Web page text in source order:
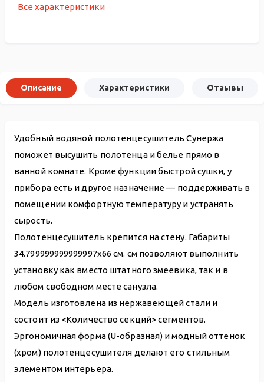
Все характеристики
Описание Характеристики Отзывы
Удобный водяной полотенцесушитель Сунержа
поможет высушить полотенца и белье прямо в
ванной комнате. Кроме функции быстрой сушки, у
прибора есть и другое назначение — поддерживать в
помещении комфортную температуру и устранять
сырость.
Полотенцесушитель крепится на стену. Габариты
34.799999999999997х66 см. см позволяют выполнить
установку как вместо штатного змеевика, так и в
любом свободном месте санузла.
Модель изготовлена из нержавеющей стали и
состоит из <Количество секций> сегментов.
Эргономичная форма (U-образная) и модный оттенок
(хром) полотенцесушителя делают его стильным
элементом интерьера.